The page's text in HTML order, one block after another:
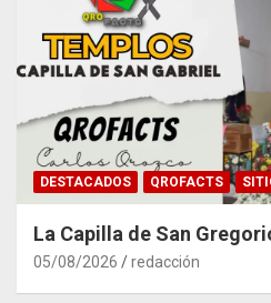
DESTACADOS QROFACTS
La Capilla de San
05/08/2026 redacción